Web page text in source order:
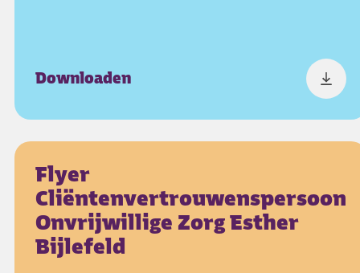
Downloaden
Flyer
Cliëntenvertrouwenspersoon
Onvrijwillige Zorg Esther
Bijlefeld